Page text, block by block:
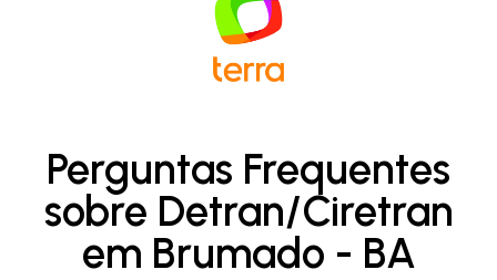
Perguntas Frequentes
sobre Detran/Ciretran
em Brumado - BA